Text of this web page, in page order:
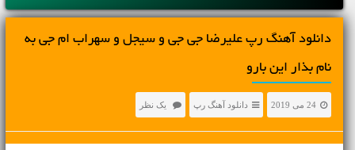
دانلود آهنگ رپ علیرضا جی جی و سیجل و سهراب ام جی به
نام بذار این بارو
24 می 2019 دانلود آهنگ رپ یک نظر